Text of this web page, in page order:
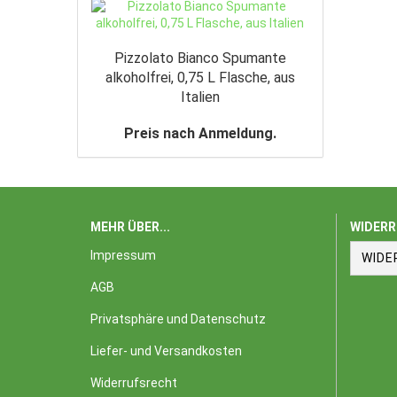
Pizzolato Bianco Spumante
alkoholfrei, 0,75 L Flasche, aus
Italien
Preis nach Anmeldung.
MEHR ÜBER...
Impressum
AGB
Privatsphäre und Datenschutz
Liefer- und Versandkosten
Widerrufsrecht